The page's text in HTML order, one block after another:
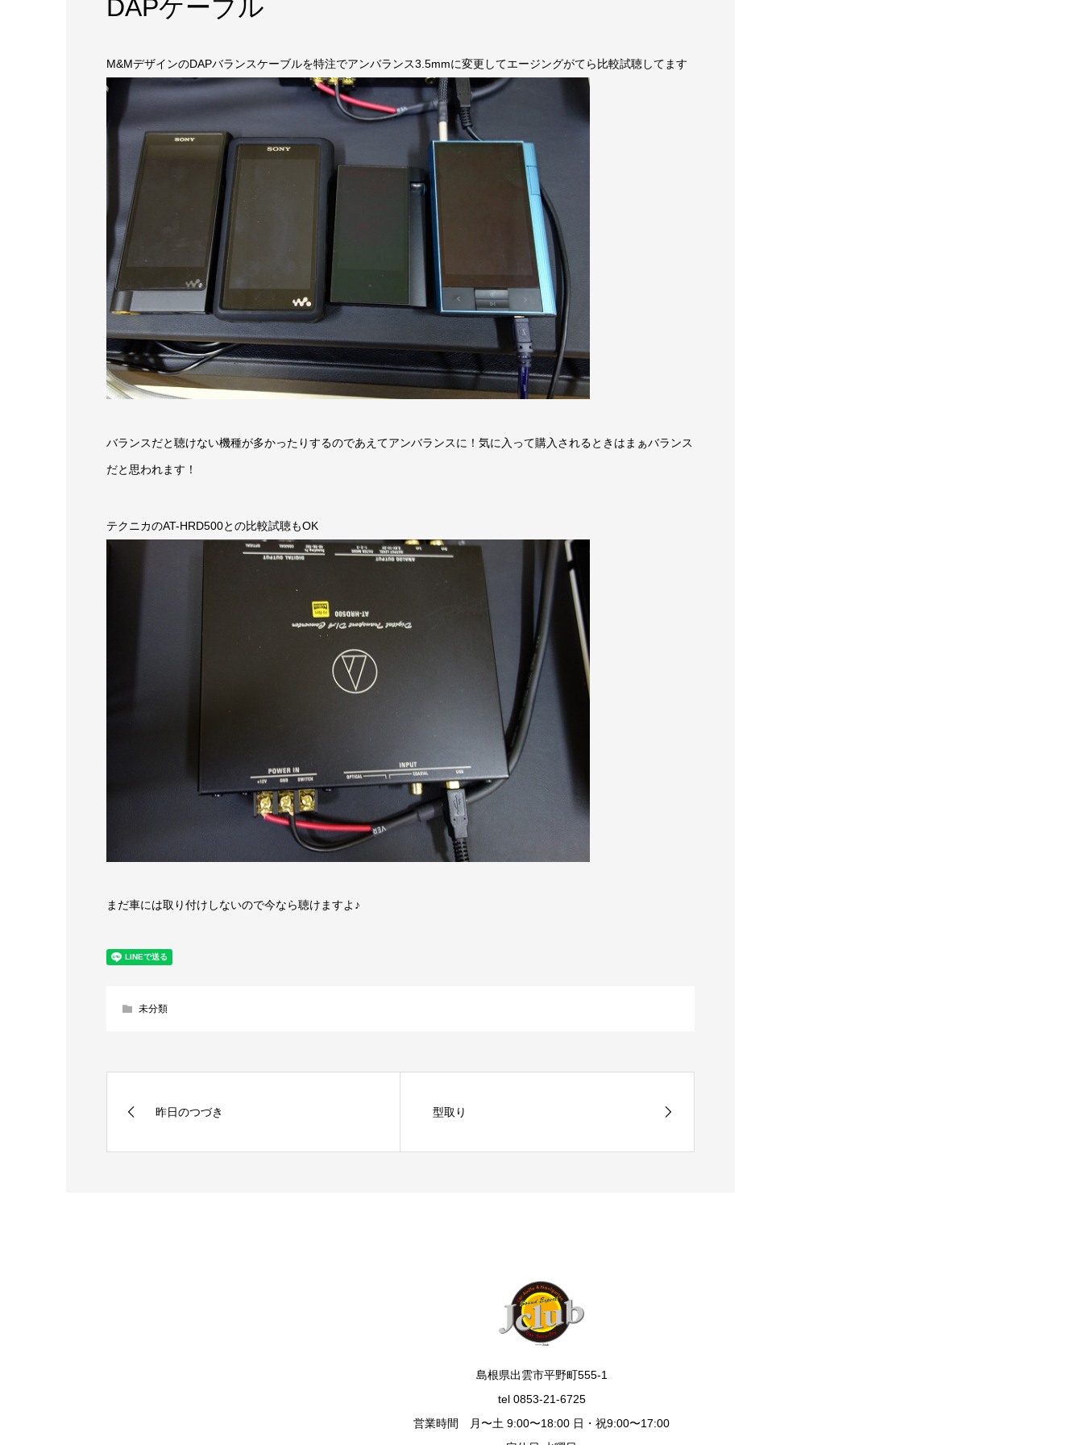
DAPケーブル
M&MデザインのDAPバランスケーブルを特注でアンバランス3.5mmに変更してエージングがてら比較試聴してます
バランスだと聴けない機種が多かったりするのであえてアンバランスに！気に入って購入されるときはまぁバランス
だと思われます！
テクニカのAT-HRD500との比較試聴もOK
まだ車には取り付けしないので今なら聴けますよ♪
未分類
昨日のつづき 型取り
島根県出雲市平野町555-1
tel 0853-21-6725
営業時間 月〜土 9:00〜18:00 日・祝9:00〜17:00